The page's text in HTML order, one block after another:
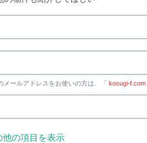
メールアドレスをお使いの方は、「 kosugi-f.com
他の項目を表示